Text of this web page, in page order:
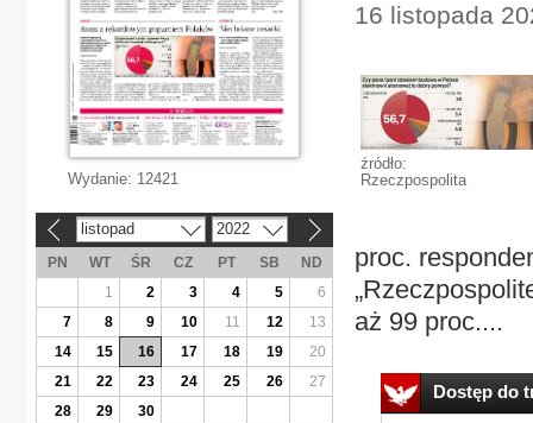
16 listopada
źródło:
Rzeczpospolita
proc.
aż 99 proc....
Dostęp do
Wydanie: 12421
listopad 2022
PN WT ŚR CZ PT SB
ND
1
2 3 4 5
6
7
8 9 10 11 12
13
14
15 16 17 18 19
20
21
22 23 24 25 26
27
28
29 30